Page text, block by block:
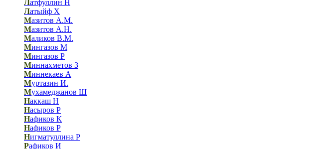
Латфуллин Н
Латыйф Х
Мазитов А.М.
Мазитов А.Н.
Маликов В.М.
Мингазов М
Мингазов Р
Миннахметов З
Миннекаев А
Муртазин И.
Мухамеджанов Ш
Наккаш Н
Насыров Р
Нафиков К
Нафиков Р
Нигматуллина Р
Рафиков И